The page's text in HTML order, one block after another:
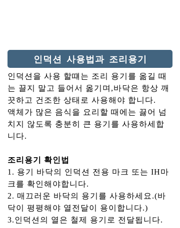
인덕션 사용법과 조리용기
인덕션을 사용 할떄는 조리 용기를 옮길 때
는 끌지 말고 들어서 옮기며,바닥은 항상 깨
끗하고 건조한 상태로 사용해야 합니다.
액체가 많은 음식을 요리할 때에는 끓어 넘
치지 않도록 충분히 큰 용기를 사용하세합
니다.
조리용기 확인법
1. 용기 바닥의 인덕션 전용 마크 또는 IH마
크를 확인해야합니다.
2. 매끄러운 바닥의 용기를 사용하세요.(바
닥이 평평해야 열전달이 용이합니다.)
3.인덕션의 열은 철제 용기로 전달됩니다.